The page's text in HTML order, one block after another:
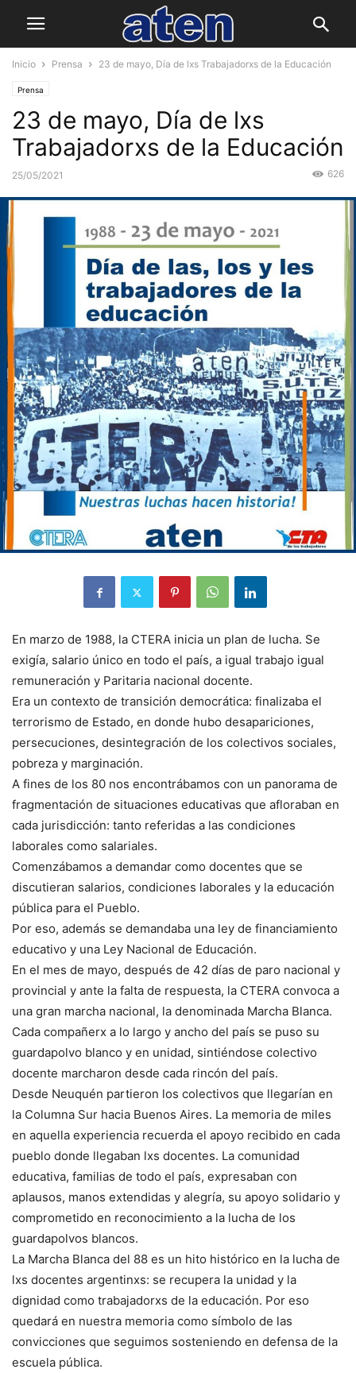
Inicio Prensa 23 de mayo, Día de lxs Trabajadorxs de la Educación
Prensa
23 de mayo, Día de lxs
Trabajadorxs de la Educación
25/05/2021 626
En marzo de 1988, la CTERA inicia un plan de lucha. Se
exigía, salario único en todo el país, a igual trabajo igual
remuneración y Paritaria nacional docente.
Era un contexto de transición democrática: finalizaba el
terrorismo de Estado, en donde hubo desapariciones,
persecuciones, desintegración de los colectivos sociales,
pobreza y marginación.
A fines de los 80 nos encontrábamos con un panorama de
fragmentación de situaciones educativas que afloraban en
cada jurisdicción: tanto referidas a las condiciones
laborales como salariales.
Comenzábamos a demandar como docentes que se
discutieran salarios, condiciones laborales y la educación
pública para el Pueblo.
Por eso, además se demandaba una ley de financiamiento
educativo y una Ley Nacional de Educación.
En el mes de mayo, después de 42 días de paro nacional y
provincial y ante la falta de respuesta, la CTERA convoca a
una gran marcha nacional, la denominada Marcha Blanca.
Cada compañerx a lo largo y ancho del país se puso su
guardapolvo blanco y en unidad, sintiéndose colectivo
docente marcharon desde cada rincón del país.
Desde Neuquén partieron los colectivos que llegarían en
la Columna Sur hacia Buenos Aires. La memoria de miles
en aquella experiencia recuerda el apoyo recibido en cada
pueblo donde llegaban lxs docentes. La comunidad
educativa, familias de todo el país, expresaban con
aplausos, manos extendidas y alegría, su apoyo solidario y
comprometido en reconocimiento a la lucha de los
guardapolvos blancos.
La Marcha Blanca del 88 es un hito histórico en la lucha de
lxs docentes argentinxs: se recupera la unidad y la
dignidad como trabajadorxs de la educación. Por eso
quedará en nuestra memoria como símbolo de las
convicciones que seguimos sosteniendo en defensa de la
escuela pública.